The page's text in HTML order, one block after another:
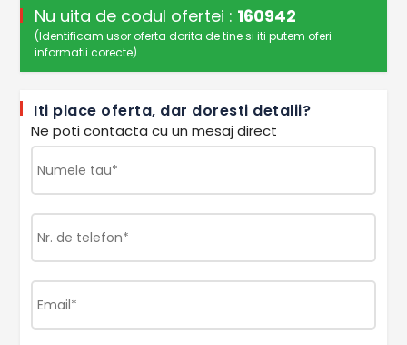
Nu uita de codul ofertei : 160942
(Identificam usor oferta dorita de tine si iti putem oferi
informatii corecte)
Iti place oferta, dar doresti detalii?
Ne poti contacta cu un mesaj direct